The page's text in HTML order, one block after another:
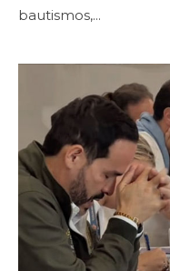
bautismos,...